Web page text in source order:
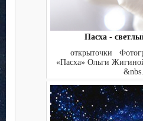
Пасха -
открыточки
«Пасха» Ольги
&nbs...